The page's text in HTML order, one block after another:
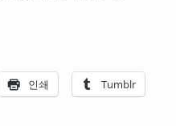
인쇄 Tumblr